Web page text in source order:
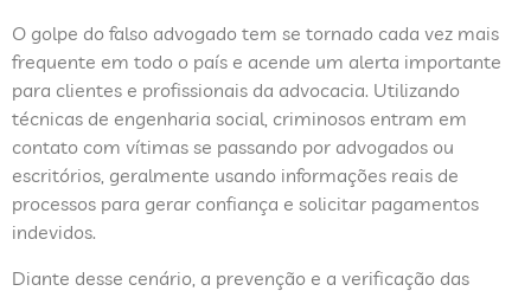
O golpe do falso advogado tem se tornado cada vez mais
frequente em todo o país e acende um alerta importante
para clientes e profissionais da advocacia. Utilizando
técnicas de engenharia social, criminosos entram em
contato com vítimas se passando por advogados ou
escritórios, geralmente usando informações reais de
processos para gerar confiança e solicitar pagamentos
indevidos.
Diante desse cenário, a prevenção e a verificação das